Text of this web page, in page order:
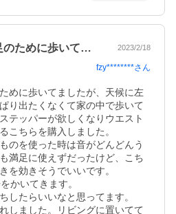
ダイエットと運動不足のために歩いてまし… 2023/2/18
fzy********さん
めに歩いてましたが、天候に左
り出たくなくて家の中で歩いて
テッパーが欲しくなりウエスト
こちらを購入しました。
のを使った時は音がどんどんう
満足に使えずだったけど、こち
を効きそうでいいです。
かいてきます。
したらいいなと思ってます。
しました。リビングに置いてて